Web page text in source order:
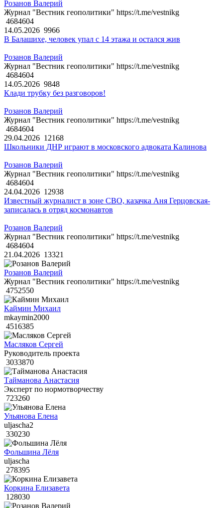
Розанов Валерий
Журнал "Вестник геополитики" https://t.me/vestnikg
4684604
14.05.2026 9966
В Балашихе, человек упал с 14 этажа и остался жив
Розанов Валерий
Журнал "Вестник геополитики" https://t.me/vestnikg
4684604
14.05.2026 9848
Клади трубку без разговоров!
Розанов Валерий
Журнал "Вестник геополитики" https://t.me/vestnikg
4684604
29.04.2026 12168
Школьники ДНР играют в московского адвоката Калинова
Розанов Валерий
Журнал "Вестник геополитики" https://t.me/vestnikg
4684604
24.04.2026 12938
Известный журналист в зоне СВО, казачка Аня Герцовская-
записалась в отряд космонавтов
Розанов Валерий
Журнал "Вестник геополитики" https://t.me/vestnikg
4684604
21.04.2026 13321
Розанов Валерий
Журнал "Вестник геополитики" https://t.me/vestnikg
4752550
Каймин Михаил
mkaymin2000
4516385
Масляков Сергей
Руководитель проекта
3033870
Тайманова Анастасия
Эксперт по нормотворчеству
723260
Ульянова Елена
uljascha2
330230
Фольшина Лёля
uljascha
278395
Коркина Елизавета
128030